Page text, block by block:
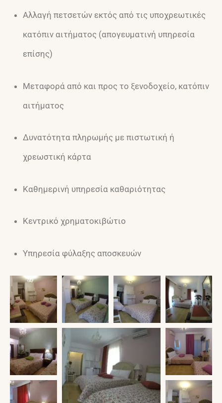
Αλλαγή πετσετών εκτός από τις υποχρεωτικές
κατόπιν αιτήματος (απογευματινή υπηρεσία
επίσης)
Μεταφορά από και προς το ξενοδοχείο, κατόπιν
αιτήματος
Δυνατότητα πληρωμής με πιστωτική ή
χρεωστική κάρτα
Καθημερινή υπηρεσία καθαριότητας
Κεντρικό χρηματοκιβώτιο
Υπηρεσία φύλαξης αποσκευών